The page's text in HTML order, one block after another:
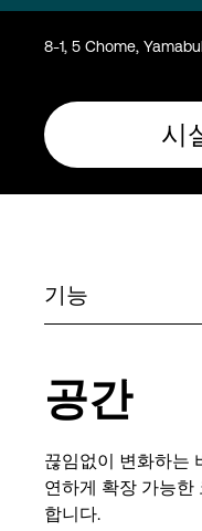
8-1, 5 Chome,
시
기능
공간
끊임없이 변화하는
연하게 확장 가능한
합니다.